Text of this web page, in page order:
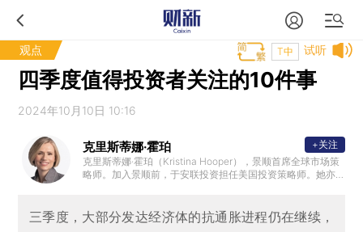
观点 试听
T中
四季度值得投资者关注的10件事
2024年10月10日 10:16
克里斯蒂娜·霍珀
克里斯蒂娜·霍珀（Kristina Hooper），景顺首席全球市场策
略师。加入景顺前，于安联投资担任美国投资策略师。她亦
CAIA)、注册投资管理分析师(CIMA®)和特许财务顾问(ChFC)
的专业资格。
+关注
三季度，大部分发达经济体的抗通胀进程仍在继续，